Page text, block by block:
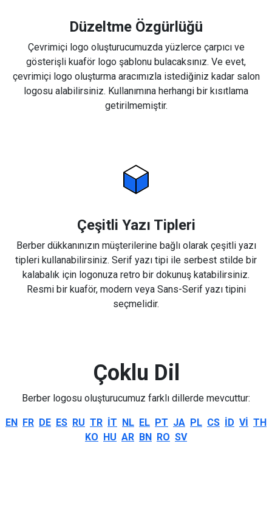
Düzeltme Özgürlüğü
Çevrimiçi logo oluşturucumuzda yüzlerce çarpıcı ve
gösterişli kuaför logo şablonu bulacaksınız. Ve evet,
çevrimiçi logo oluşturma aracımızla istediğiniz kadar salon
logosu alabilirsiniz. Kullanımına herhangi bir kısıtlama
getirilmemiştir.
Çeşitli Yazı Tipleri
Berber dükkanınızın müşterilerine bağlı olarak çeşitli yazı
tipleri kullanabilirsiniz. Serif yazı tipi ile serbest stilde bir
kalabalık için logonuza retro bir dokunuş katabilirsiniz.
Resmi bir kuaför, modern veya Sans-Serif yazı tipini
seçmelidir.
Çoklu Dil
Berber logosu oluşturucumuz farklı dillerde mevcuttur:
EN FR DE ES RU TR IT NL EL PT JA PL CS ID VI TH
KO HU AR BN RO SV